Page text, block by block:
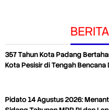
357 Tahun Kota Padang
Kota Pesisir di Tengah Bencana
Pidato 14 Agustus 2026: